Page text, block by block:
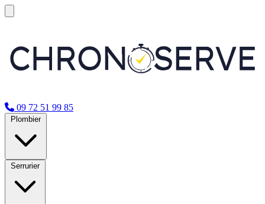
09 72 51 99 85
Plombier
Serrurier